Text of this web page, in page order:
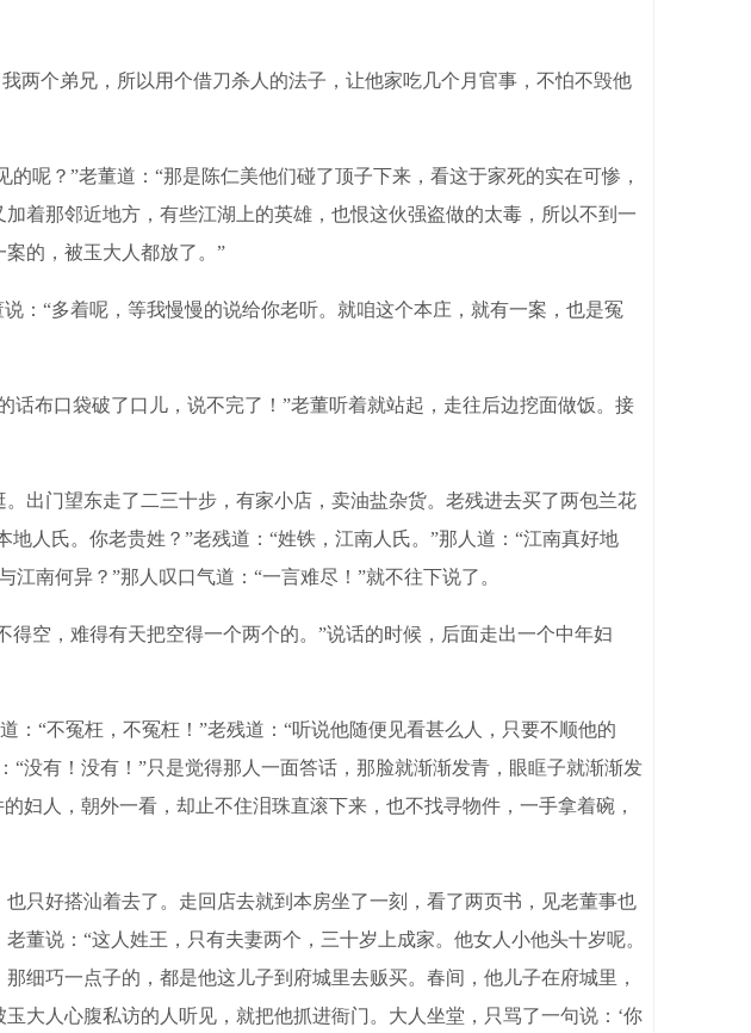
个弟兄，所以用个借刀杀人的法子，让他家吃几个月官事，不怕不毁他
？”老董道：“那是陈仁美他们碰了顶子下来，看这于家死的实在可惨，
着那邻近地方，有些江湖上的英雄，也恨这伙强盗做的太毒，所以不到一
的，被玉大人都放了。”
“多着呢，等我慢慢的说给你老听。就咱这个本庄，就有一案，也是冤
布口袋破了口儿，说不完了！”老董听着就站起，走往后边挖面做饭。接
门望东走了二三十步，有家小店，卖油盐杂货。老残进去买了两包兰花
人氏。你老贵姓？”老残道：“姓铁，江南人氏。”那人道：“江南真好地
南何异？”那人叹口气道：“一言难尽！”就不往下说了。
空，难得有天把空得一个两个的。”说话的时候，后面走出一个中年妇
“不冤枉，不冤枉！”老残道：“听说他随便见看甚么人，只要不顺他的
没有！没有！”只是觉得那人一面答话，那脸就渐渐发青，眼眶子就渐渐发
妇人，朝外一看，却止不住泪珠直滚下来，也不找寻物件，一手拿着碗，
好搭汕着去了。走回店去就到本房坐了一刻，看了两页书，见老董事也
董说：“这人姓王，只有夫妻两个，三十岁上成家。他女人小他头十岁呢。
细巧一点子的，都是他这儿子到府城里去贩买。春间，他儿子在府城里，
大人心腹私访的人听见，就把他抓进衙门。大人坐堂，只骂了一句说：‘你